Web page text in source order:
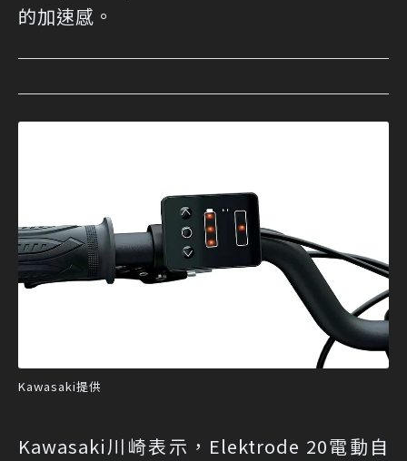
的加速感。
Kawasaki提供
Kawasaki川崎表示，Elektrode 20電動自